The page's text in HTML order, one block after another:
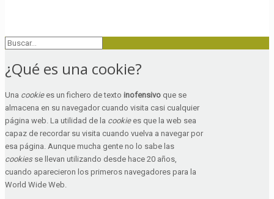
¿Qué es una cookie?
Una cookiees un fichero de texto inofensivo que se
almacena en su navegador cuando visita casi cualquier
página web. La utilidad de la cookiees que la web sea
capaz de recordar su visita cuando vuelva a navegar por
esa página. Aunque mucha gente no lo sabe las
cookiesse llevan utilizando desde hace 20 años,
cuando aparecieron los primeros navegadores para la
World Wide Web.